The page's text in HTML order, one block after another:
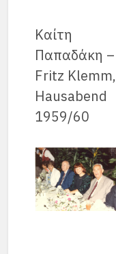
Καίτη
Παπαδάκη –
Fritz Klemm,
Hausabend
1959/60